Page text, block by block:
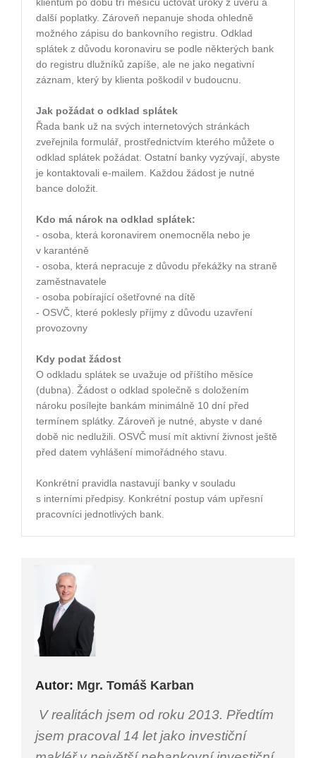
další poplatky. Zároveň nepanuje shoda ohledně
možného zápisu do bankovního registru. Odklad
splátek z důvodu koronaviru se podle některých bank
do registru dlužníků zapíše, ale ne jako negativní
záznam, který by klienta poškodil v budoucnu.
Jak požádat o odklad splátek
Řada bank už na svých internetových stránkách
zveřejnila formulář, prostřednictvím kterého můžete o
odklad splátek požádat. Ostatní banky vyzývají, abyste
je kontaktovali e-mailem. Každou žádost je nutné
bance doložit.
Kdo má nárok na odklad splátek:
- osoba, která koronavirem onemocněla nebo je
v karanténě
- osoba, která nepracuje z důvodu překážky na straně
zaměstnavatele
- osoba pobírající ošetřovné na dítě
- OSVČ, které poklesly příjmy z důvodu uzavření
provozovny
Kdy podat žádost
O odkladu splátek se uvažuje od příštího měsíce
(dubna). Žádost o odklad společně s doložením
nároku posílejte bankám minimálně 10 dní před
termínem splátky. Zároveň je nutné, abyste v dané
době nic nedlužili. OSVČ musí mít aktivní živnost ještě
před datem vyhlášení mimořádného stavu.
Konkrétní pravidla nastavují banky v souladu
s interními předpisy. Konkrétní postup vám upřesní
pracovníci jednotlivých bank.
Autor: Mgr. Tomáš Karban
V realitách jsem od roku 2013. Předtím
jsem pracoval 14 let jako investiční
Odhad ceny nemovitosti ZDARMA
Spočítejte si orientační cenu vaší nemovitosti.